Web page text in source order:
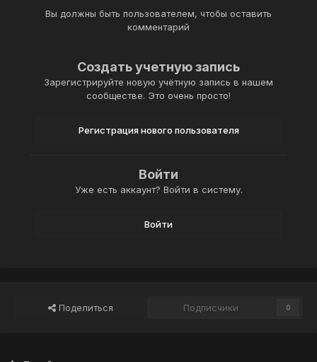
Вы должны быть пользователем, чтобы оставить
комментарий
Создать учетную запись
Зарегистрируйте новую учётную запись в нашем
сообществе. Это очень просто!
Регистрация нового пользователя
Войти
Уже есть аккаунт? Войти в систему.
Войти
Поделиться Подписчики 0